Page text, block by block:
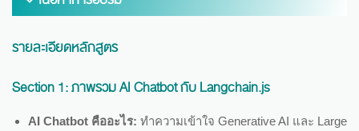
รายละเอียดหลักสูตร
Section 1:ภาพรวม AI Chatbot กับ Langchain.js
AI Chatbot คืออะไร: ทำความเข้าใจ Generative AI และ Large